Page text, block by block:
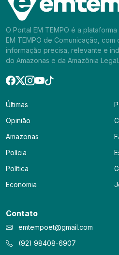
O Portal EM TEMPO é a
EM TEMPO de Comunicação,
informação precisa, relevante e
do Amazonas e da Amazônia Legal.
Últimas
Opinião
Amazonas
Polícia
Política
Economia
Contato
emtempoet@gmail.com
(92) 98408-6907